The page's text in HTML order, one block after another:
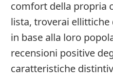
comfort della propria
lista, troverai
in base alla loro
recensioni positive
caratteristiche